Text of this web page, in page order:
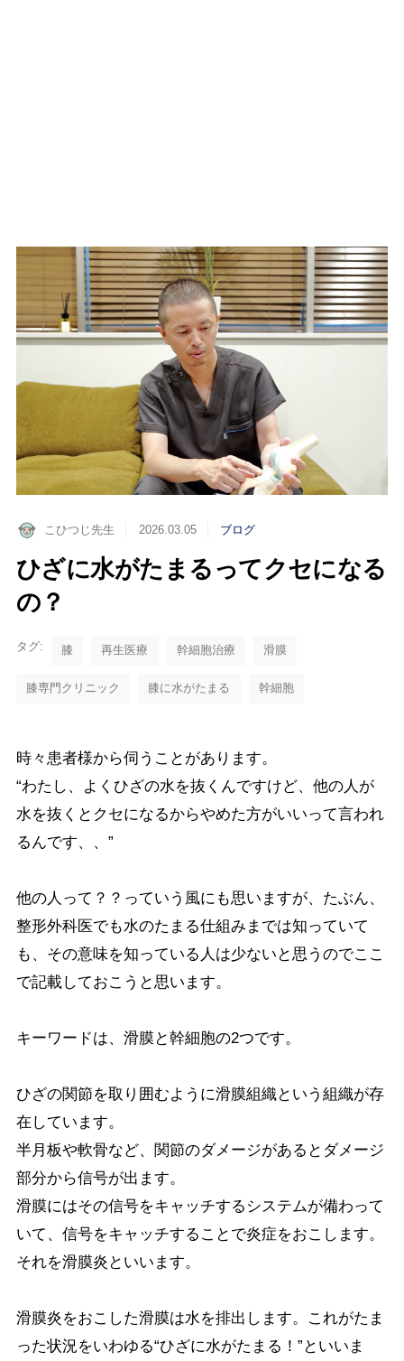
こひつじ先生 2026.03.05 ブログ
ひざに水がたまるってクセになる
の？
タグ: 膝 再生医療 幹細胞治療 滑膜
膝専門クリニック 膝に水がたまる 幹細胞
時々患者様から伺うことがあります。
“わたし、よくひざの水を抜くんですけど、他の人が
水を抜くとクセになるからやめた方がいいって言われ
るんです、、”
他の人って？？っていう風にも思いますが、たぶん、
整形外科医でも水のたまる仕組みまでは知っていて
も、その意味を知っている人は少ないと思うのでここ
で記載しておこうと思います。
キーワードは、滑膜と幹細胞の2つです。
ひざの関節を取り囲むように滑膜組織という組織が存
在しています。
半月板や軟骨など、関節のダメージがあるとダメージ
部分から信号が出ます。
滑膜にはその信号をキャッチするシステムが備わって
いて、信号をキャッチすることで炎症をおこします。
それを滑膜炎といいます。
滑膜炎をおこした滑膜は水を排出します。これがたま
った状況をいわゆる“ひざに水がたまる！”といいま